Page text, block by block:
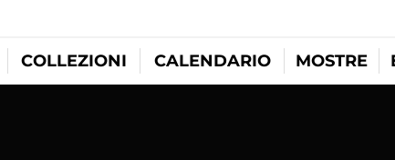
COLLEZIONI CALENDARIO MOSTRE